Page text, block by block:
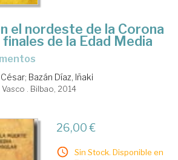
el nordeste de la Corona
de la Edad Media
; Bazán Díaz, Iñaki
. Bilbao, 2014
26,00 €
Sin Stock. Disponible en